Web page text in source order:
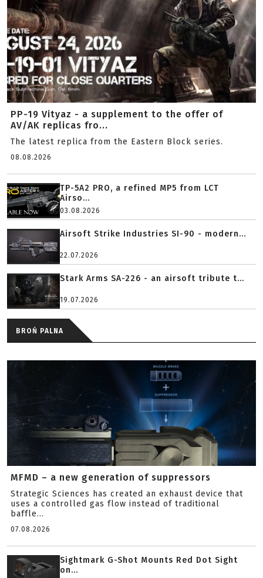
PP-19 Vityaz - a supplement to the offer of
AV/AK replicas fro...
The latest replica from the Eastern Block series.
08.08.2026
TP-5A2 PRO, a refined MP5 from LCT
Airso...
03.08.2026
Airsoft Strike Industries SI-90 - modern...
22.07.2026
Stark Arms SA-226 - an airsoft tribute t...
19.07.2026
BROŃ PALNA
MFMD – a new generation of suppressors
Strategic Sciences has created an exhaust device that
uses a controlled gas flow instead of traditional
baffle...
07.08.2026
Sightmark G-Shot Mounts Red Dot Sight
on...